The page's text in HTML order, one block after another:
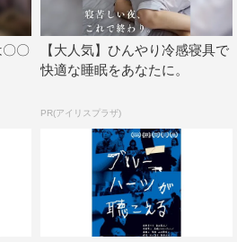
典映像
〇〇
【大人気】ひんやり冷感寝具で
快適な睡眠をあなたに。
PR(アイリスプラザ)